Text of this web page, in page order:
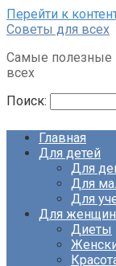
Перейти к
Советы для всех
Самые полезные
всех
Поиск:
Главная
Для детей
Для
Для
Для
Для женщин
Диеты